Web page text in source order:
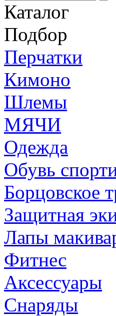
Каталог
Подбор
Перчатки
Кимоно
Шлемы
МЯЧИ
Одежда
Обувь
Борцовское
Защитная
Лапы
Фитнес
Аксессуары
Снаряды